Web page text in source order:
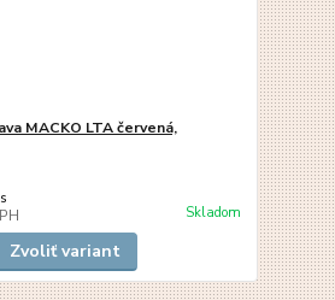
MACKO LTA červená,
Skladom
Zvoliť variant